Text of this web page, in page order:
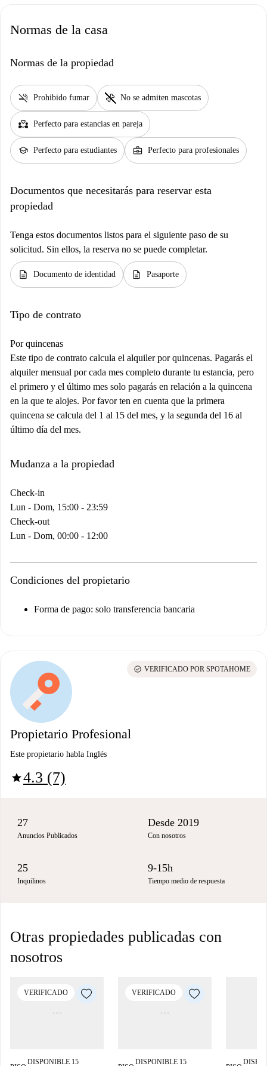
Normas de la casa
Normas de la propiedad
smoke_free Prohibido fumar pet_supplies No se admiten mascotas
partner_heart Perfecto para estancias en pareja
school Perfecto para estudiantes business_center Perfecto para profesionales
Documentos que necesitarás para reservar esta
propiedad
Tenga estos documentos listos para el siguiente paso de su
solicitud. Sin ellos, la reserva no se puede completar.
description Documento de identidad description Pasaporte
Tipo de contrato
Por quincenas
Este tipo de contrato calcula el alquiler por quincenas. Pagarás el
alquiler mensual por cada mes completo durante tu estancia, pero
el primero y el último mes solo pagarás en relación a la quincena
en la que te alojes. Por favor ten en cuenta que la primera
quincena se calcula del 1 al 15 del mes, y la segunda del 16 al
último día del mes.
Mudanza a la propiedad
Check-in
Lun - Dom, 15:00 - 23:59
Check-out
Lun - Dom, 00:00 - 12:00
Condiciones del propietario
Forma de pago: solo transferencia bancaria
Propietario Profesional
Este propietario habla Inglés
star4.3 (7)
check_circle VERIFICADO POR SPOTAHOME
27
Anuncios Publicados
Desde 2019
Con nosotros
25
Inquilinos
9-15h
Tiempo medio de respuesta
Otras propiedades publicadas con
nosotros
VERIFICADO
DISPONIBLE 15
VERIFICADO
DISPONIBLE 15